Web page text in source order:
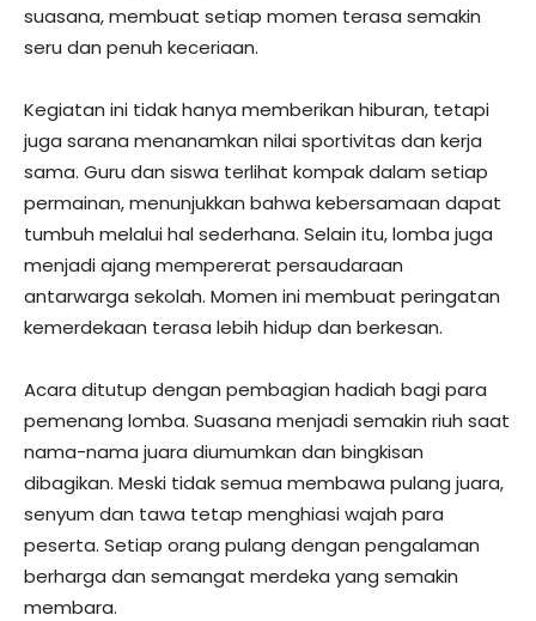
suasana, membuat setiap momen terasa semakin
seru dan penuh keceriaan.
Kegiatan ini tidak hanya memberikan hiburan, tetapi
juga sarana menanamkan nilai sportivitas dan kerja
sama. Guru dan siswa terlihat kompak dalam setiap
permainan, menunjukkan bahwa kebersamaan dapat
tumbuh melalui hal sederhana. Selain itu, lomba juga
menjadi ajang mempererat persaudaraan
antarwarga sekolah. Momen ini membuat peringatan
kemerdekaan terasa lebih hidup dan berkesan.
Acara ditutup dengan pembagian hadiah bagi para
pemenang lomba. Suasana menjadi semakin riuh saat
nama-nama juara diumumkan dan bingkisan
dibagikan. Meski tidak semua membawa pulang juara,
senyum dan tawa tetap menghiasi wajah para
peserta. Setiap orang pulang dengan pengalaman
berharga dan semangat merdeka yang semakin
membara.